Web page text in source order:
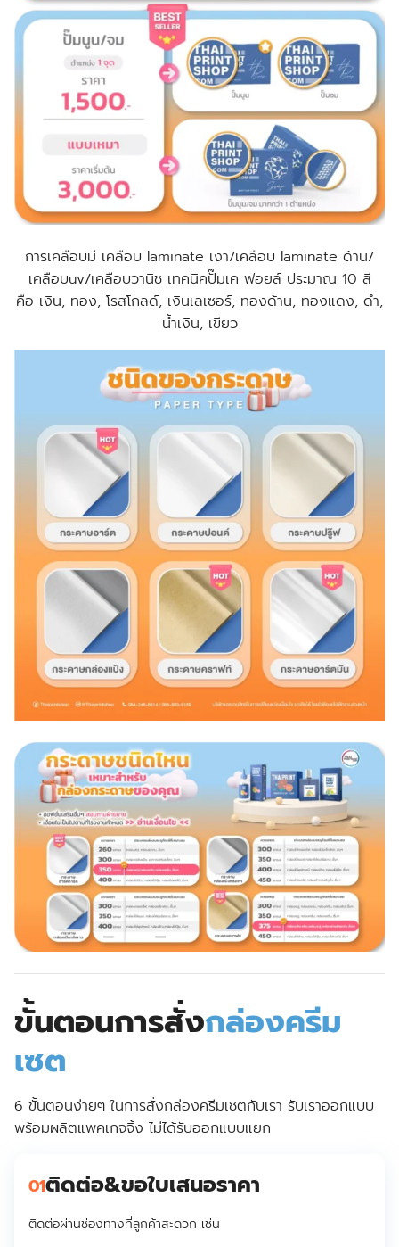
การเคลือบมี เคลือบ laminate เงา/เคลือบ laminate ด้าน/
เคลือบuv/เคลือบวานิช เทคนิคปั๊มเค ฟอยล์ ประมาณ 10 สี
คือ เงิน, ทอง, โรสโกลด์, เงินเลเซอร์, ทองด้าน, ทองแดง, ดำ,
น้ำเงิน, เขียว
ขั้นตอนการสั่งกล่องครีม
เซต
6 ขั้นตอนง่ายๆ ในการสั่งกล่องครีมเซตกับเรา รับเราออกแบบ
พร้อมผลิตแพคเกจจิ้ง ไม่ได้รับออกแบบแยก
01ติดต่อ&ขอใบเสนอราคา
ติดต่อผ่านช่องทางที่ลูกค้าสะดวก เช่น